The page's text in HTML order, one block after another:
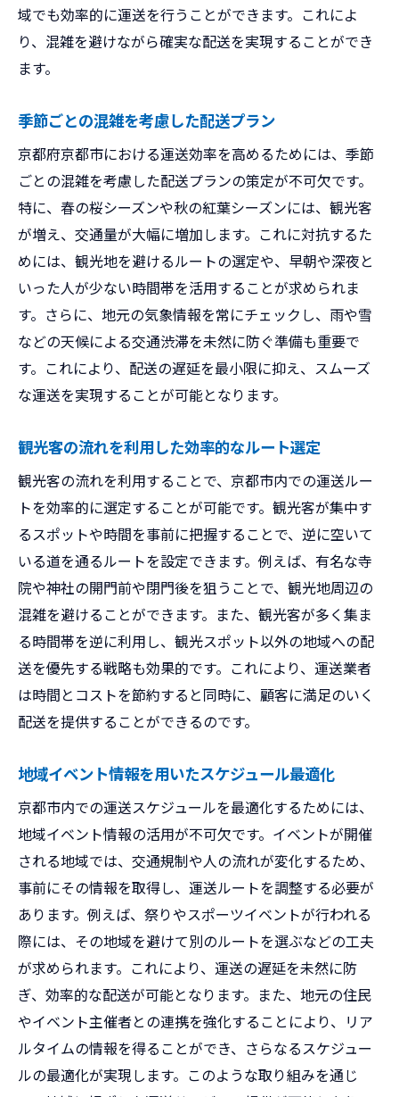
域でも効率的に運送を行うことができます。これによ
り、混雑を避けながら確実な配送を実現することができ
ます。
季節ごとの混雑を考慮した配送プラン
京都府京都市における運送効率を高めるためには、季節
ごとの混雑を考慮した配送プランの策定が不可欠です。
特に、春の桜シーズンや秋の紅葉シーズンには、観光客
が増え、交通量が大幅に増加します。これに対抗するた
めには、観光地を避けるルートの選定や、早朝や深夜と
いった人が少ない時間帯を活用することが求められま
す。さらに、地元の気象情報を常にチェックし、雨や雪
などの天候による交通渋滞を未然に防ぐ準備も重要で
す。これにより、配送の遅延を最小限に抑え、スムーズ
な運送を実現することが可能となります。
観光客の流れを利用した効率的なルート選定
観光客の流れを利用することで、京都市内での運送ルー
トを効率的に選定することが可能です。観光客が集中す
るスポットや時間を事前に把握することで、逆に空いて
いる道を通るルートを設定できます。例えば、有名な寺
院や神社の開門前や閉門後を狙うことで、観光地周辺の
混雑を避けることができます。また、観光客が多く集ま
る時間帯を逆に利用し、観光スポット以外の地域への配
送を優先する戦略も効果的です。これにより、運送業者
は時間とコストを節約すると同時に、顧客に満足のいく
配送を提供することができるのです。
地域イベント情報を用いたスケジュール最適化
京都市内での運送スケジュールを最適化するためには、
地域イベント情報の活用が不可欠です。イベントが開催
される地域では、交通規制や人の流れが変化するため、
事前にその情報を取得し、運送ルートを調整する必要が
あります。例えば、祭りやスポーツイベントが行われる
際には、その地域を避けて別のルートを選ぶなどの工夫
が求められます。これにより、運送の遅延を未然に防
ぎ、効率的な配送が可能となります。また、地元の住民
やイベント主催者との連携を強化することにより、リア
ルタイムの情報を得ることができ、さらなるスケジュー
ルの最適化が実現します。このような取り組みを通じ